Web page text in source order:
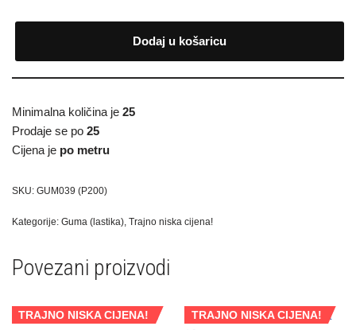
Dodaj u košaricu
Minimalna količina je 25
Prodaje se po 25
Cijena je po metru
SKU: GUM039 (P200)
Kategorije: Guma (lastika), Trajno niska cijena!
Povezani proizvodi
TRAJNO NISKA CIJENA! TRAJNO NISKA CIJENA!